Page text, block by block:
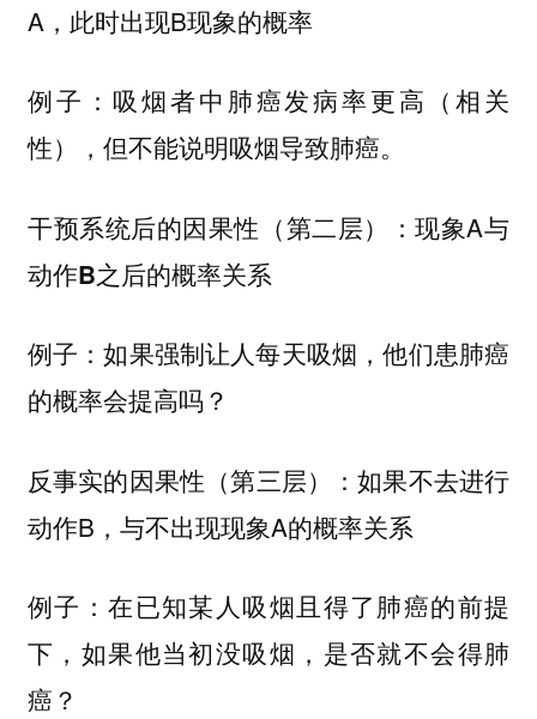
A，此时出现B现象的概率
例子：吸烟者中肺癌发病率更高（相关
性），但不能说明吸烟导致肺癌。
干预系统后的因果性 （第二层）：现象A与
动作B之后的概率关系
例子：如果强制让人每天吸烟，他们患肺癌
的概率会提高吗？
反事实的因果性 （第三层）：如果不去进行
动作B，与不出现现象A的概率关系
例子：在已知某人吸烟且得了肺癌的前提
下，如果他当初没吸烟，是否就不会得肺
癌？